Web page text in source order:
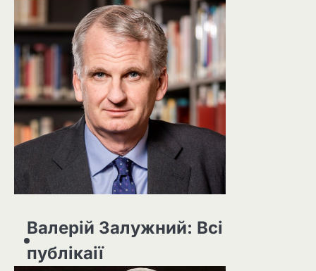
Валерій Залужний: Всі
публікаії